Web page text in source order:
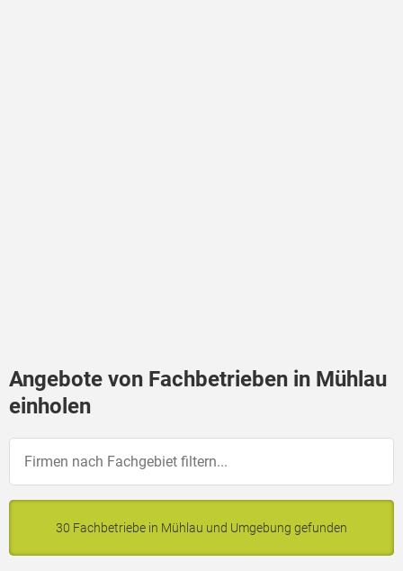
Angebote von Fachbetrieben in Mühlau
einholen
30 Fachbetriebe in Mühlau und Umgebung gefunden